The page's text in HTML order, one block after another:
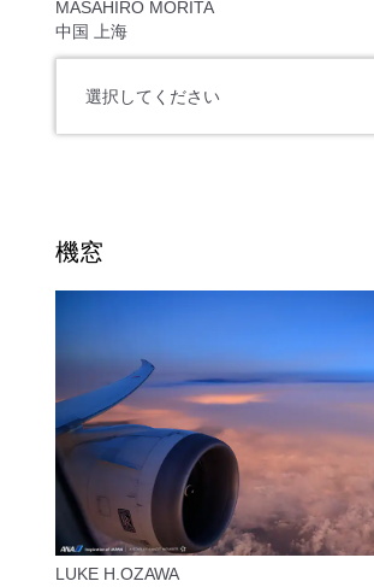
MASAHIRO MORITA
中国 上海
選択してください
機窓
LUKE H.OZAWA